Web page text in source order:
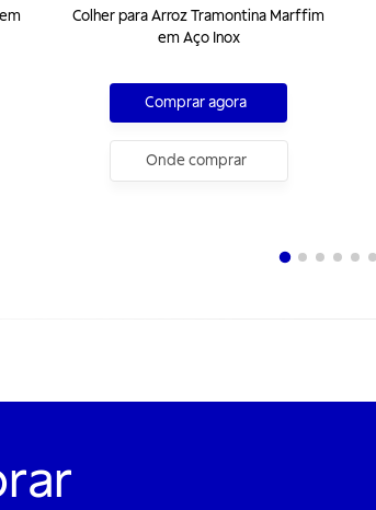
Colher para Arroz Tramontina Marffim
em Aço Inox
Comprar agora
Onde comprar